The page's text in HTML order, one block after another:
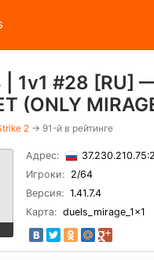
| 1v1 #28 [RU]
(ONLY
2 → 91-й в рейтинге
Адрес:
Игроки: 2/64
Версия: 1.41.7.4
Карта: duels_mirage_1x1